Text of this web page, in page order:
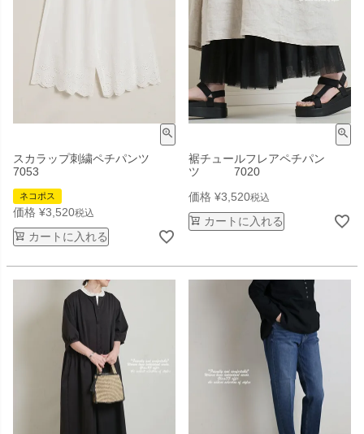
スカラップ刺繍ペチパンツ
7053
ネコポス
価格 ¥3,520税込
カートに入れる
裾チュールフレアペチパン
ツ 7020
価格 ¥3,520税込
カートに入れる